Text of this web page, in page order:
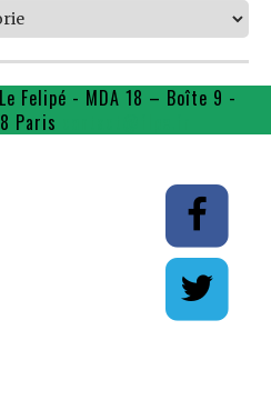
Le Felipé - MDA 18 – Boîte 9 -
Paris